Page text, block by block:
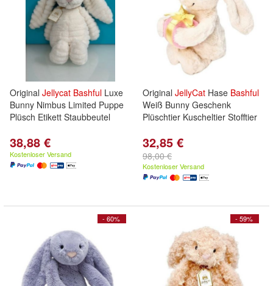
Original Jellycat Bashful Luxe
Bunny Nimbus Limited Puppe
Plüsch Etikett Staubbeutel
38,88 €
Kostenloser Versand
Original JellyCat Hase Bashful
Weiß Bunny Geschenk
Plüschtier Kuscheltier Stofftier
32,85 €
98,00 €
Kostenloser Versand
- 60% - 59%